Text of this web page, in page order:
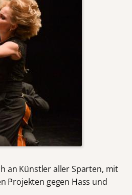
an Künstler aller Sparten, mit
Projekten gegen Hass und